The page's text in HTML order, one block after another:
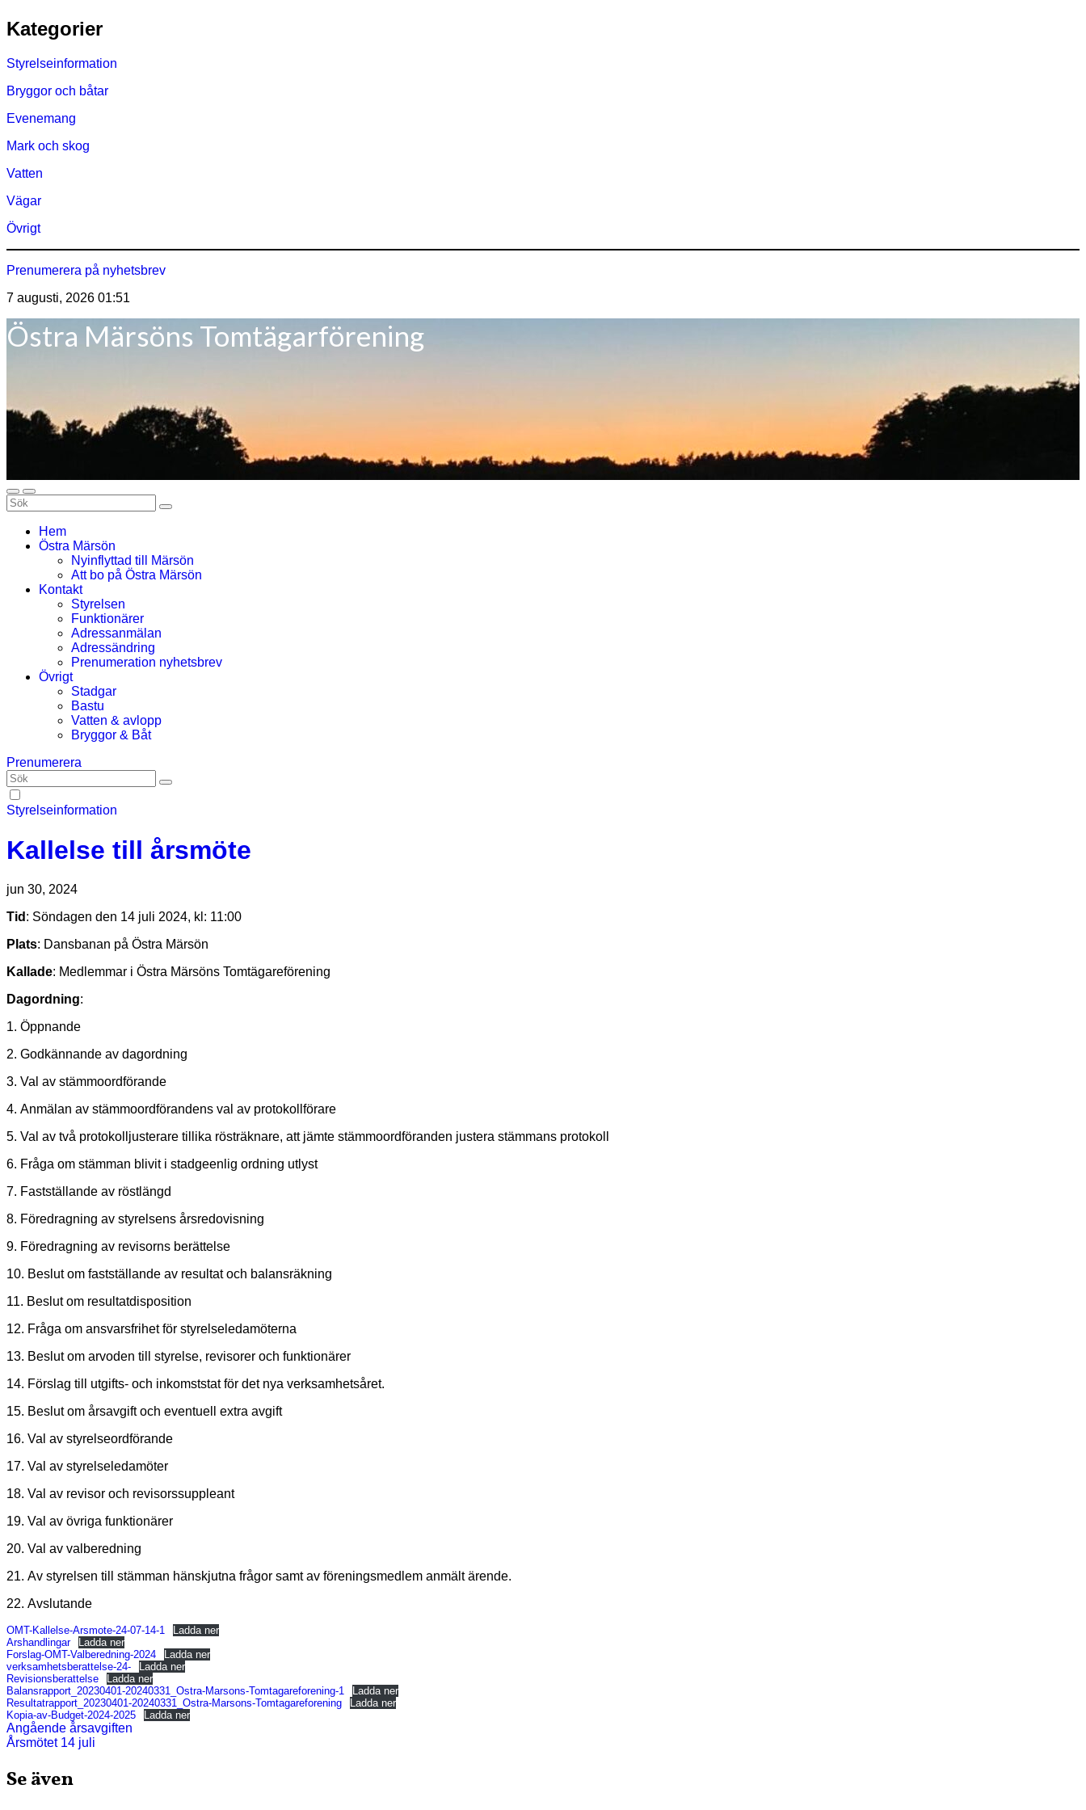
Hoppa
till
Kategorier
Styrelseinformation
Bryggor och båtar
Evenemang
Mark och skog
Vatten
Vägar
Övrigt
Prenumerera på nyhetsbrev
7 augusti, 2026 01:51
Östra Märsöns Tomtägarförening
Hem
Östra Märsön
Nyinflyttad till Märsön
Att bo på Östra Märsön
Kontakt
Styrelsen
Funktionärer
Adressanmälan
Adressändring
Prenumeration nyhetsbrev
Övrigt
Stadgar
Bastu
Vatten & avlopp
Bryggor & Båt
Prenumerera
Styrelseinformation
Kallelse till årsmöte
jun 30, 2024
Tid : Söndagen den 14 juli 2024, kl: 11:00
Plats: Dansbanan på Östra Märsön
Kallade: Medlemmar i Östra Märsöns Tomtägareförening
Dagordning:
1. Öppnande
2. Godkännande av dagordning
3. Val av stämmoordförande
4. Anmälan av stämmoordförandens val av protokollförare
5. Val av två protokolljusterare tillika rösträknare, att jämte stämmoordföranden justera stämmans protokoll
6. Fråga om stämman blivit i stadgeenlig ordning utlyst
7. Fastställande av röstlängd
8. Föredragning av styrelsens årsredovisning
9. Föredragning av revisorns berättelse
10. Beslut om fastställande av resultat och balansräkning
11. Beslut om resultatdisposition
12. Fråga om ansvarsfrihet för styrelseledamöterna
13. Beslut om arvoden till styrelse, revisorer och funktionärer
14. Förslag till utgifts- och inkomststat för det nya verksamhetsåret.
15. Beslut om årsavgift och eventuell extra avgift
16. Val av styrelseordförande
17. Val av styrelseledamöter
18. Val av revisor och revisorssuppleant
19. Val av övriga funktionärer
20. Val av valberedning
21. Av styrelsen till stämman hänskjutna frågor samt av föreningsmedlem anmält ärende.
22. Avslutande
OMT-Kallelse-Arsmote-24-07-14-1
Ladda ner
Arshandlingar
Ladda ner
Forslag-OMT-Valberedning-2024
Ladda ner
verksamhetsberattelse-24-
Ladda ner
Revisionsberattelse
Ladda ner
Balansrapport_20230401-20240331_Ostra-Marsons-Tomtagareforening-1
Ladda ner
Resultatrapport_20230401-20240331_Ostra-Marsons-Tomtagareforening
Ladda ner
Kopia-av-Budget-2024-2025
Ladda ner
Inläggsnavigering
Angående årsavgiften
Årsmötet 14 juli
Se även